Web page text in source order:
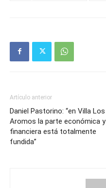
Artículo anterior
Daniel Pastorino: “en Villa Los
Aromos la parte económica y
financiera está totalmente
fundida”